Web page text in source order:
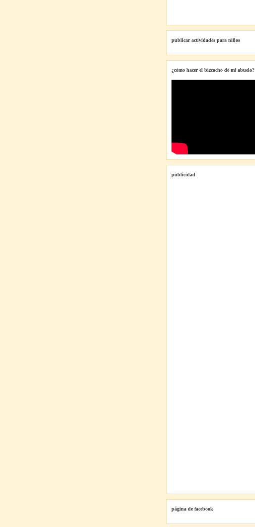
publicar actividades para niños
¿cómo hacer el bizcocho de mi abuelo?
publicidad
página de facebook